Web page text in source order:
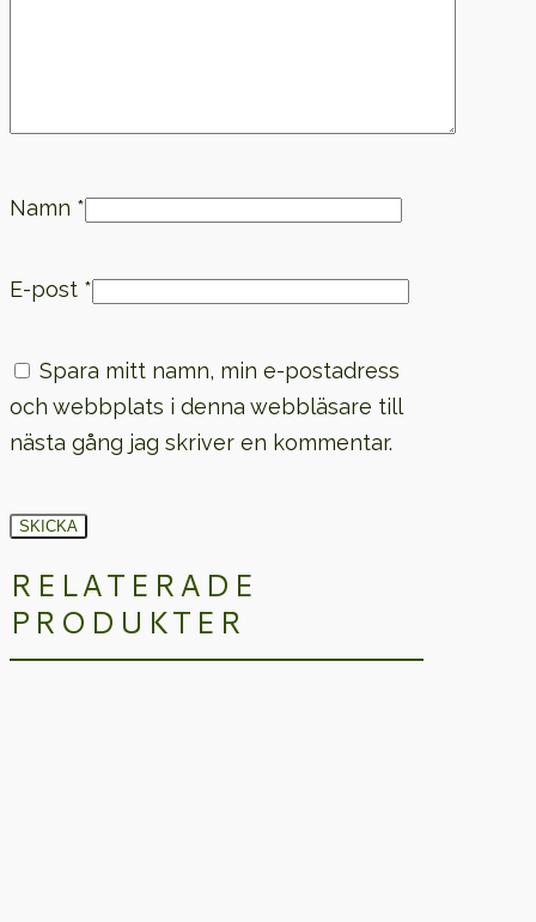
Namn *
E-post *
Spara mitt namn, min e-postadress
och webbplats i denna webbläsare till
nästa gång jag skriver en kommentar.
RELATERADE
PRODUKTER